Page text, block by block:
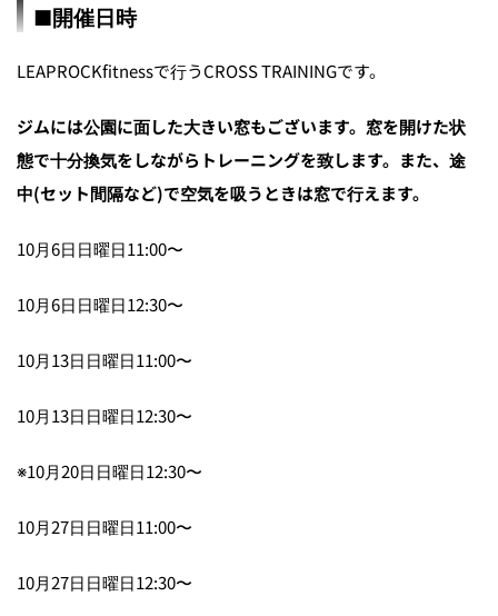
■開催日時
LEAPROCKfitnessで行うCROSS TRAININGです。
ジムには公園に面した大きい窓もございます。窓を開けた状
態で十分換気をしながらトレーニングを致します。また、途
中(セット間隔など)で空気を吸うときは窓で行えます。
10月6日日曜日11:00〜
10月6日日曜日12:30〜
10月13日日曜日11:00〜
10月13日日曜日12:30〜
※10月20日日曜日12:30〜
10月27日日曜日11:00〜
10月27日日曜日12:30〜